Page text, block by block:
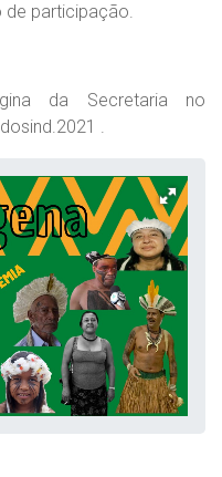
participação.
da Secretaria no
.